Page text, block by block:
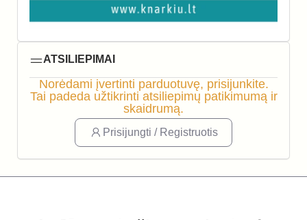
ATSILIEPIMAI
Norėdami įvertinti parduotuvę, prisijunkite.
Tai padeda užtikrinti atsiliepimų patikimumą ir
skaidrumą.
Prisijungti / Registruotis